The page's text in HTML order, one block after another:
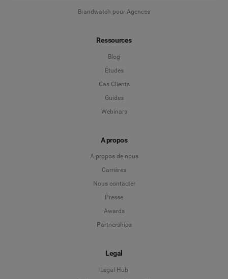
Brandwatch pour Agences
Ressources
Blog
Études
Cas Clients
Guides
Webinars
A propos
A propos de nous
Carrières
Nous contacter
Presse
Awards
Partnerships
Legal
Legal Hub